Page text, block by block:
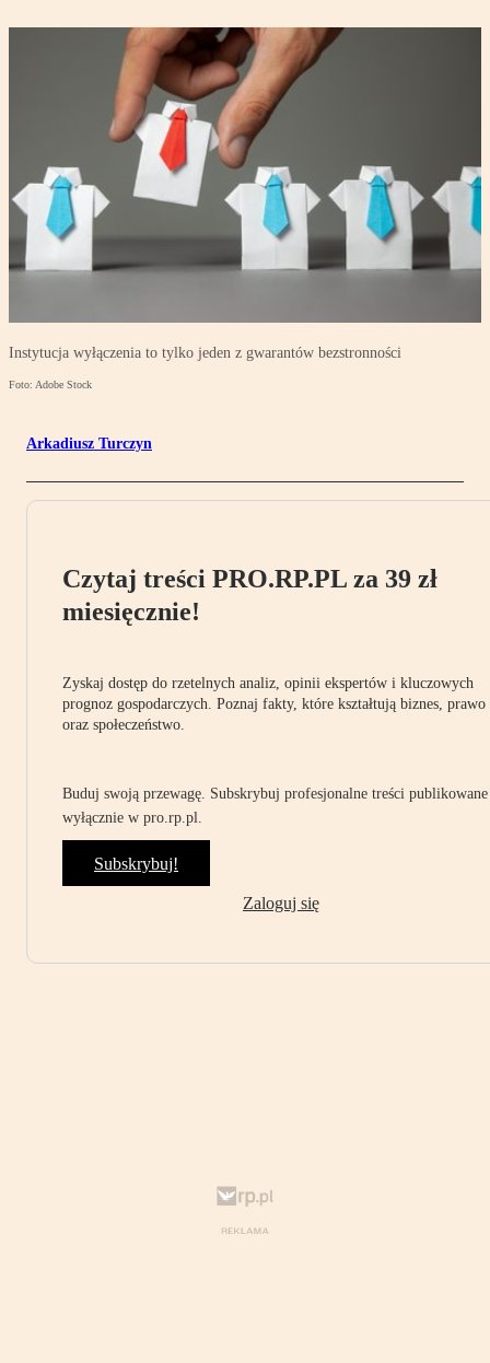
Instytucja wyłączenia to tylko jeden z gwarantów bezstronności
Foto: Adobe Stock
Arkadiusz Turczyn
Czytaj treści PRO.RP.PL za 39 zł
miesięcznie!
Zyskaj dostęp do rzetelnych analiz, opinii ekspertów i kluczowych
prognoz gospodarczych. Poznaj fakty, które kształtują biznes, prawo
oraz społeczeństwo.
Buduj swoją przewagę. Subskrybuj profesjonalne treści publikowane
wyłącznie w pro.rp.pl.
Subskrybuj!
Zaloguj się